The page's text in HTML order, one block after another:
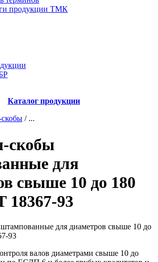
продукции ТМК
Каталог продукции
/ ...
скобы
для
свыше 10 до 180
93
валов диаметрами свыше 10 до